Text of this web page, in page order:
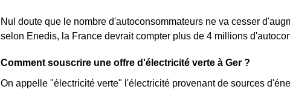
Nul doute que le nombre d'autoconsommateurs ne va cesser
selon Enedis, la France devrait compter plus de 4 millions
Comment souscrire une offre d'électricité verte à Ger ?
On appelle "électricité verte" l'électricité provenant de sources